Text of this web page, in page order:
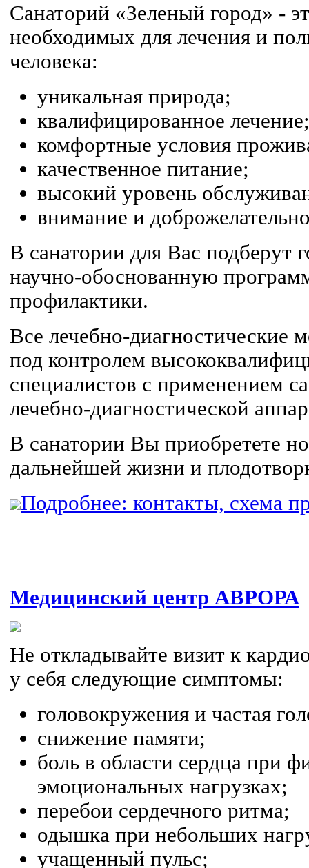
Санаторий «Зеленый город» -
необходимых для лечения и
человека:
уникальная природа;
квалифицированное лечение;
комфортные условия
качественное питание;
высокий уровень
внимание и
В санатории для Вас подберут
научно-обоснованную
профилактики.
Все лечебно-диагностические
под контролем
специалистов с применением
лечебно-диагностической
В санатории Вы приобретете
дальнейшей жизни и
Подробнее: контакты, схема
Медицинский центр АВРОРА
Не откладывайте визит к
у себя следующие симптомы:
головокружения и частая
снижение памяти;
боль в области сердца при
эмоциональных нагрузках;
перебои сердечного ритма;
одышка при небольших
учащенный пульс;